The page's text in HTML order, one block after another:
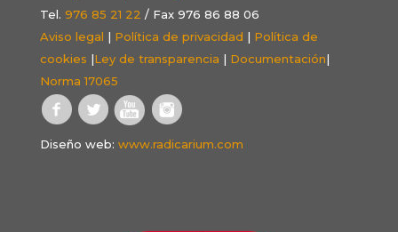
Tel. 976 85 21 22 / Fax 976 86 88 06
Aviso legal | Política de privacidad | Política de
cookies |Ley de transparencia | Documentación|
Norma 17065
Diseño web: www.radicarium.com